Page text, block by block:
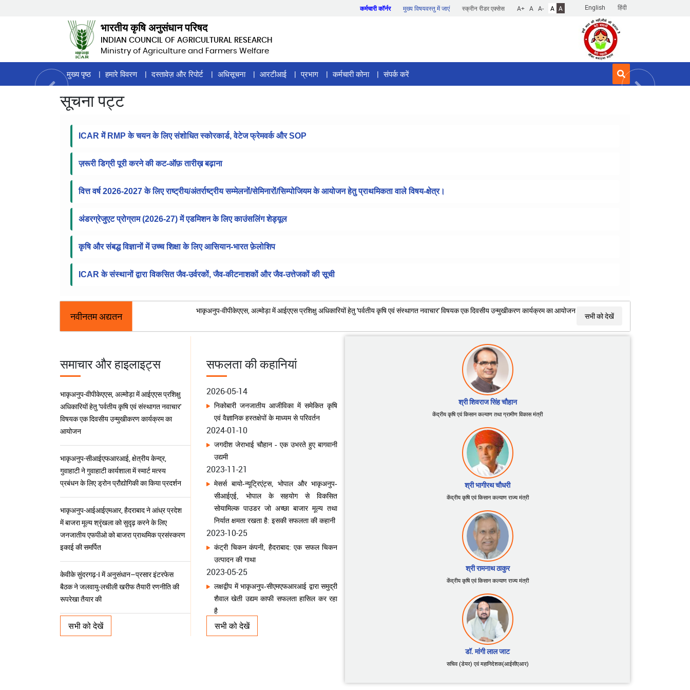
English हिंदी
कर्मचारी कॉर्नर मुख्य विषयवस्तु में जाएं स्क्रीन रीडर एक्सेस A+ A A- A A
भारतीय कृषि अनुसंधान परिषद
INDIAN COUNCIL OF AGRICULTURAL RESEARCH
Ministry of Agriculture and Farmers Welfare
Home
Page
Menu
मुख्य पृष्ठ हमारे विवरण दस्तावेज़ और रिपोर्ट अधिसूचना आरटीआई प्रभाग कर्मचारी कोना संपर्क करें
सूचना पट्ट
ICAR में RMP के चयन के लिए संशोधित स्कोरकार्ड, वेटेज फ्रेमवर्क और SOP
ज़रूरी डिग्री पूरी करने की कट-ऑफ़ तारीख़ बढ़ाना
वित्त वर्ष 2026-2027 के लिए राष्ट्रीय/अंतर्राष्ट्रीय सम्मेलनों/सेमिनारों/सिम्पोजियम के आयोजन हेतु प्राथमिकता वाले विषय-क्षेत्र।
अंडरग्रेजुएट प्रोग्राम (2026-27) में एडमिशन के लिए काउंसलिंग शेड्यूल
कृषि और संबद्ध विज्ञानों में उच्च शिक्षा के लिए आसियान-भारत फ़ेलोशिप
ICAR के संस्थानों द्वारा विकसित जैव-उर्वरकों, जैव-कीटनाशकों और जैव-उत्तेजकों की सूची
नवीनतम अद्यतन भाकृअनुप-वीपीकेएएस, अल्मोड़ा में आईएएस प्रशिक्षु अधिकारियों हेतु 'पर्वतीय कृषि एवं संस्थागत नवाचार' विषयक एक दिवसीय उन्मुखीकरण कार्यक्रम का आयोजन
सभी को देखें
समाचार और हाइलाइट्स
भाकृअनुप-सीआईएफआरआई, क्षेत्रीय केन्द्र,
गुवाहाटी ने गुवाहाटी कार्यशाला में स्मार्ट मत्स्य
प्रबंधन के लिए ड्रोन प्रौद्योगिकी का किया प्रदर्शन
भाकृअनुप-आईआईएमआर, हैदराबाद ने आंध्र प्रदेश
में बाजरा मूल्य श्रृंखला को सुदृढ़ करने के लिए
जनजातीय एफपीओ को बाजरा प्राथमिक प्रसंस्करण
इकाई की समर्पित
केवीके सुंदरगढ़-I में अनुसंधान–प्रसार इंटरफेस
बैठक ने जलवायु-लचीली खरीफ तैयारी रणनीति की
रूपरेखा तैयार की
भाकृअनुप-सीसीआरआई, नागपुर ने 42वां स्थापना
दिवस मनाया; प्रगतिशील सिट्रस उत्पादकों को किया
सम्मानित
भाकृअनुप–केवीके फेक ने ‘प्रोजेक्ट रिवाइव’ के
अंतर्गत कौशल विकास के माध्यम से जेल बंदियों को
बनाया सशक्त
सभी को देखें
सफलता की कहानियां
2024-01-10
जगदीश जेराभाई चौहान - एक उभरते हुए बागवानी
उद्यमी
2023-11-21
मेसर्स बायो-न्यूट्रिएंट्स, भोपाल और भाकृअनुप-
सीआईएई, भोपाल के सहयोग से विकसित
सोयामिल्क पाउडर जो अच्छा बाजार मूल्य तथा
निर्यात क्षमता रखता है: इसकी सफलता की कहानी
2023-10-25
कंट्री चिकन कंपनी, हैदराबाद: एक सफल चिकन
उत्पादन की गाथा
2023-05-25
लक्षद्वीप में भाकृअनुप-सीएमएफआरआई द्वारा समुद्री
शैवाल खेती उद्यम काफी सफलता हासिल कर रहा
है
2023-05-20
एक नवोदित कृषि-उद्यमी: श्री सचिन झा
2023-05-19
भ्रूण स्थानांतरण प्रौद्योगिकी के माध्यम से भारत में
पहले अश्व के मारवाड़ी नस्ल के बछड़े का जन्म
सभी को देखें
श्री शिवराज सिंह चौहान
केंद्रीय कृषि एवं किसान कल्याण तथा ग्रामीण विकास मंत्री
श्री भागीरथ चौधरी
केंद्रीय कृषि एवं किसान कल्याण राज्य मंत्री
श्री रामनाथ ठाकुर
केंद्रीय कृषि एवं किसान कल्याण राज्य मंत्री
डॉ. मांगी लाल जाट
सचिव (डेयर) एवं महानिदेशक(आईसीएआर)